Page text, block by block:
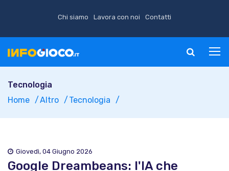
Chi siamo Lavora con noi Contatti
Tecnologia
Home
Altro Tecnologia
Giovedì, 04 Giugno 2026
Google Dreambeans: l'IA che